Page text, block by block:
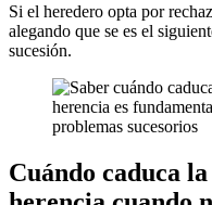
Si el heredero opta por
alegando que se es el
sucesión.
Cuándo caduca